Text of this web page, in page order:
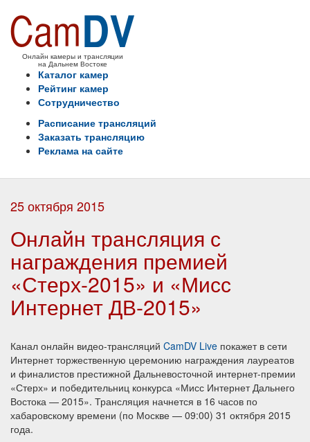
Онлайн камеры и трансляции
на Дальнем Востоке
Каталог камер
Рейтинг камер
Сотрудничество
Расписание трансляций
Заказать трансляцию
Реклама на сайте
25 октября 2015
Онлайн трансляция с
награждения премией
«Стерх-2015» и «Мисс
Интернет ДВ-2015»
Канал онлайн видео-трансляций CamDV Live покажет в сети
Интернет торжественную церемонию награждения лауреатов
и финалистов престижной Дальневосточной интернет-премии
«Стерх» и победительниц конкурса «Мисс Интернет Дальнего
Востока — 2015». Трансляция начнется в 16 часов по
хабаровскому времени (по Москве — 09:00) 31 октября 2015
года.